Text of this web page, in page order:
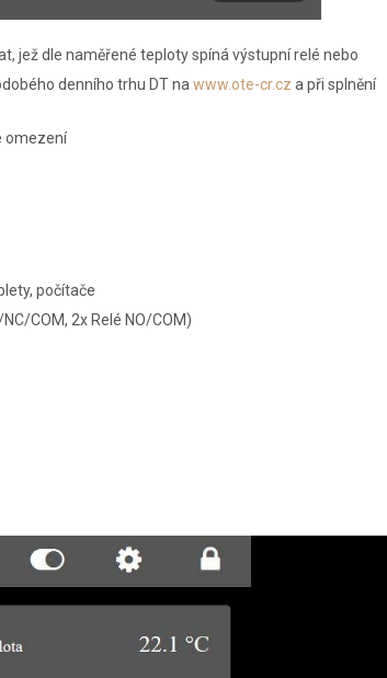
jež dle naměřené teploty spíná výstupní relé nebo
denního trhu DT na www.ote-cr.cz a při splnění
omezení
počítače
COM, 2x Relé NO/COM)